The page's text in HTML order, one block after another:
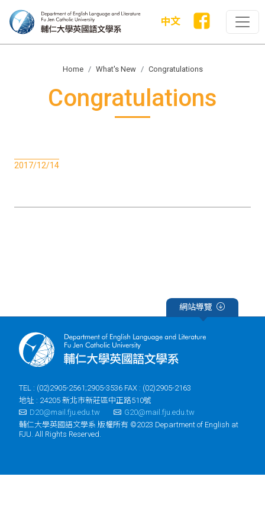
中文
Home What's New Congratulations
Congratulations
2017/12/14
網站導覽
TEL : (02)2905-2561;2905-3536 FAX : (02)2905-2163
地址 : 24205 新北市新莊區中正路510號
D20@mail.fju.edu.tw
G20@mail.fju.edu.tw
輔仁大學英國語文學系 版權所有 ©2023 Department of English at
FJU. All Rights Reserved.